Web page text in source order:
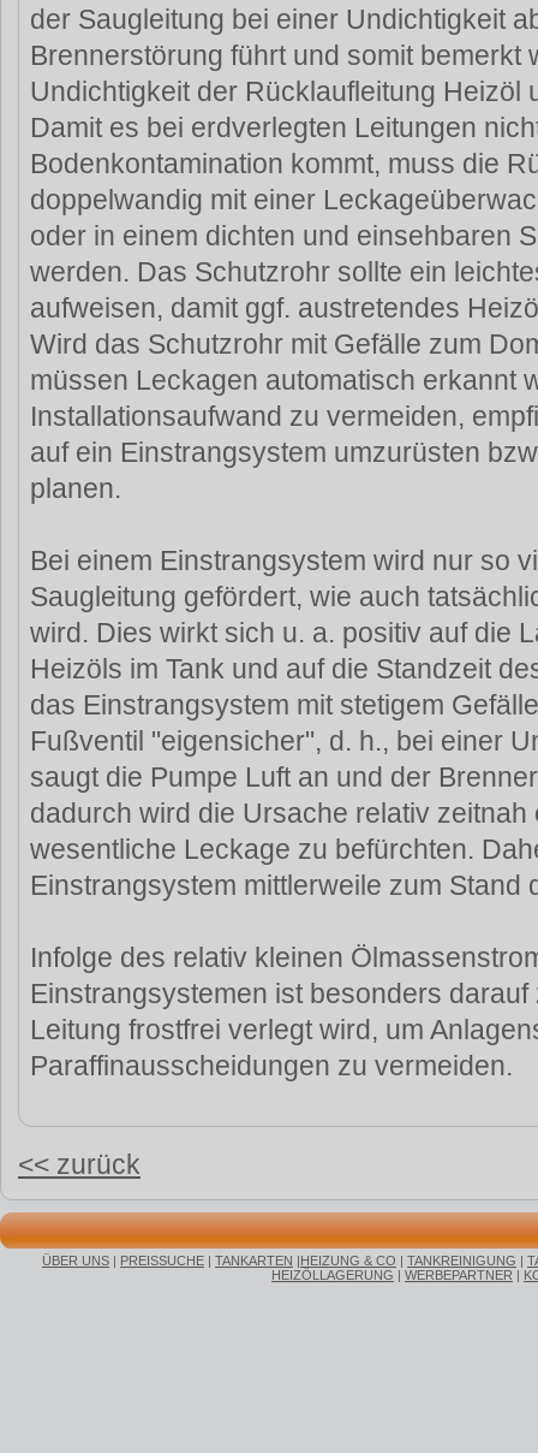
der Saugleitung bei einer Undichtigkeit
Brennerstörung führt und somit bemerkt
Undichtigkeit der Rücklaufleitung Heizöl
Damit es bei erdverlegten Leitungen
Bodenkontamination kommt, muss die
doppelwandig mit einer
oder in einem dichten und einsehbaren
werden. Das Schutzrohr sollte ein
aufweisen, damit ggf. austretendes
Wird das Schutzrohr mit Gefälle zum
müssen Leckagen automatisch erkannt
Installationsaufwand zu vermeiden,
auf ein Einstrangsystem umzurüsten
planen.
Bei einem Einstrangsystem wird nur so
Saugleitung gefördert, wie auch
wird. Dies wirkt sich u. a. positiv auf die
Heizöls im Tank und auf die Standzeit
das Einstrangsystem mit stetigem
Fußventil "eigensicher", d. h., bei einer
saugt die Pumpe Luft an und der
dadurch wird die Ursache relativ
wesentliche Leckage zu befürchten.
Einstrangsystem mittlerweile zum Stand
Infolge des relativ kleinen
Einstrangsystemen ist besonders
Leitung frostfrei verlegt wird, um
Paraffinausscheidungen zu vermeiden.
<< zurück
ÜBER UNS | PREISSUCHE | TANKARTEN |HEIZUNG & CO | TANKREINIGUNG |
HEIZÖLLAGERUNG | WERBEPARTNER |